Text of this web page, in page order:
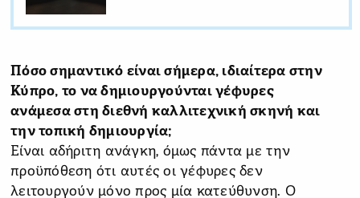
Πόσο σημαντικό είναι σήμερα, ιδιαίτερα στην
Κύπρο, το να δημιουργούνται γέφυρες
ανάμεσα στη διεθνή καλλιτεχνική σκηνή και
την τοπική δημιουργία;
Είναι αδήριτη ανάγκη, όμως πάντα με την
προϋπόθεση ότι αυτές οι γέφυρες δεν
λειτουργούν μόνο προς μία κατεύθυνση. Ο